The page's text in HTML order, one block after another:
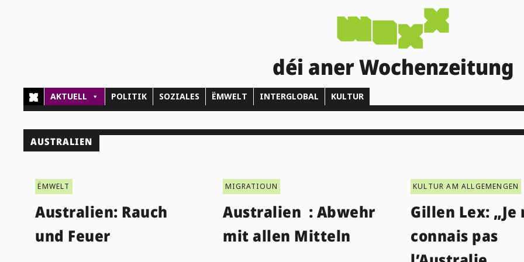
déi aner Wochenzeitung
AKTUELL POLITIK SOZIALES ËMWELT INTERGLOBAL KULTUR
AUSTRALIEN
ËMWELT
Australien: Rauch
und Feuer
MIGRATIOUN
Australien : Abwehr
mit allen Mitteln
KULTUR AM ALLGEMENGEN
Gillen Lex: „Je
connais pas